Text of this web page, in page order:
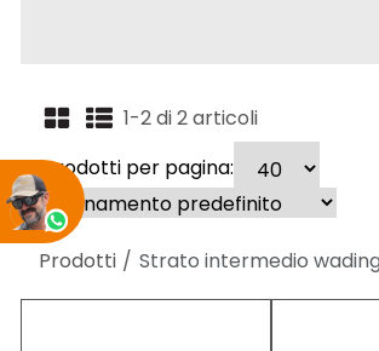
1-2 di 2 articoli
Prodotti per pagina:
Prodotti Strato intermedio